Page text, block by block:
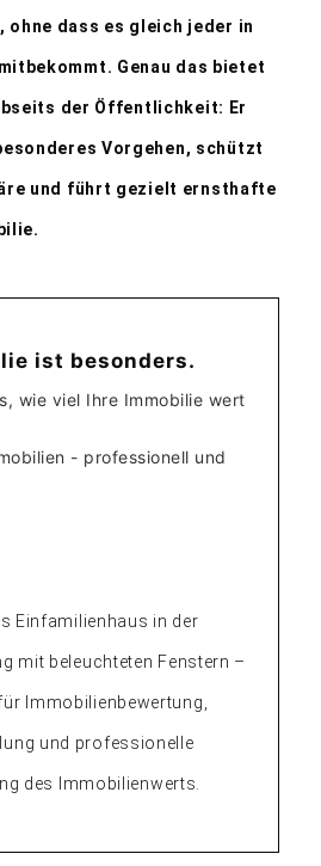
ohne dass es gleich jeder in
Genau das bietet
der Öffentlichkeit: Er
Vorgehen, schützt
und führt gezielt ernsthafte
ist besonders.
wie viel Ihre Immobilie wert
- professionell und